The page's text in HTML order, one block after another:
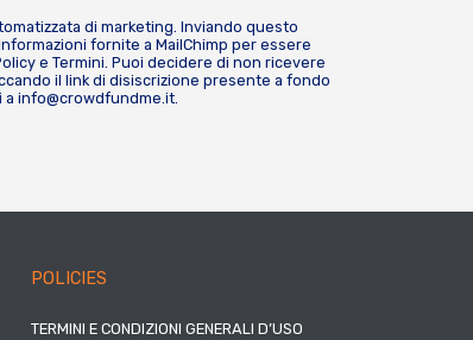
di marketing. Inviando questo
fornite a MailChimp per essere
e Termini. Puoi decidere di non ricevere
il link di disiscrizione presente a fondo
a info@crowdfundme.it.
POLICIES
TERMINI E CONDIZIONI GENERALI D’USO